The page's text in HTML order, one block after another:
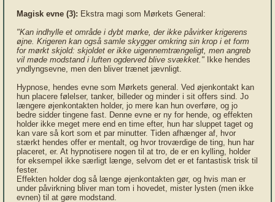
Magisk evne (3): Ekstra magi som Mørkets General:
"Kan indhylle et område i dybt mørke, der ikke påvirker krigerens
øjne. Krigeren kan også samle skygger omkring sin krop i et form
for mørkt skjold: skjoldet er ikke uigennemtrængeligt, men angreb
vil møde modstand i luften ogderved blive svækket." Ikke hendes
yndlyngsevne, men den bliver trænet jævnligt.
Hypnose, hendes evne som Mørkets general. Ved øjenkontakt kan
hun placere følelser, tanker, billeder og minder i sit offers sind. Jo
længere øjenkontakten holder, jo mere kan hun overføre, og jo
bedre sidder tingene fast. Denne evne er ny for hende, og effekten
holder ikke meget mere end en time efter, hun har sluppet taget og
kan vare så kort som et par minutter. Tiden afhænger af, hvor
stærkt hendes offer er mentalt, og hvor troværdige de ting, hun har
placeret, er. At hypnotisere nogen til at tro, de er en kylling, holder
for eksempel ikke særligt længe, selvom det er et fantastisk trisk til
fester.
Effekten holder dog så længe øjenkontakten gør, og hvis man er
under påvirkning bliver man tom i hovedet, mister lysten (men ikke
evnen) til at gøre modstand.